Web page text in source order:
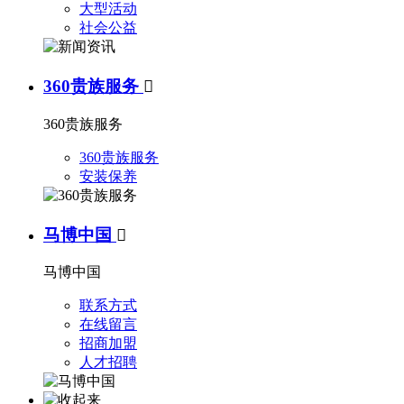
大型活动
社会公益
360贵族服务 
360贵族服务
360贵族服务
安装保养
马博中国 
马博中国
联系方式
在线留言
招商加盟
人才招聘